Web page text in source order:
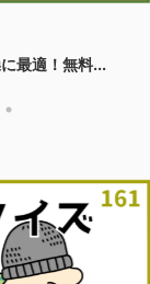
最適！無料...